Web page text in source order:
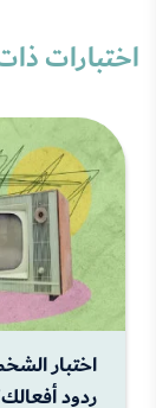
اختبارات
اختبار
ردود